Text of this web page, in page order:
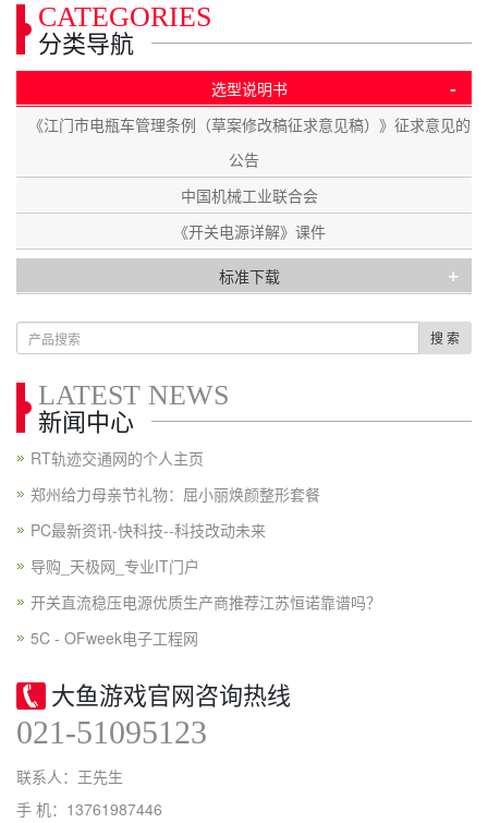
CATEGORIES
分类导航
选型说明书 -
《江门市电瓶车管理条例（草案修改稿征求意见稿）》征求意见的
公告
中国机械工业联合会
《开关电源详解》课件
标准下载 +
搜 索
LATEST NEWS
新闻中心
RT轨迹交通网的个人主页
郑州给力母亲节礼物：屈小丽焕颜整形套餐
PC最新资讯-快科技--科技改动未来
导购_天极网_专业IT门户
开关直流稳压电源优质生产商推荐江苏恒诺靠谱吗？
5C - OFweek电子工程网
大鱼游戏官网咨询热线
021-51095123
联系人：王先生
手 机：13761987446